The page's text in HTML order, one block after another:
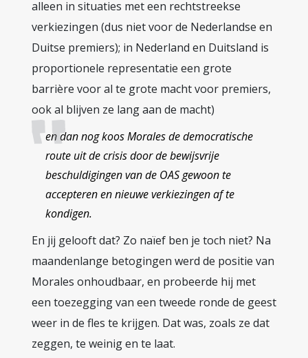
alleen in situaties met een rechtstreekse
verkiezingen (dus niet voor de Nederlandse en
Duitse premiers); in Nederland en Duitsland is
proportionele representatie een grote
barrière voor al te grote macht voor premiers,
ook al blijven ze lang aan de macht)
en dan nog koos Morales de democratische
route uit de crisis door de bewijsvrije
beschuldigingen van de OAS gewoon te
accepteren en nieuwe verkiezingen af te
kondigen.
En jij gelooft dat? Zo naïef ben je toch niet? Na
maandenlange betogingen werd de positie van
Morales onhoudbaar, en probeerde hij met
een toezegging van een tweede ronde de geest
weer in de fles te krijgen. Dat was, zoals ze dat
zeggen, te weinig en te laat.